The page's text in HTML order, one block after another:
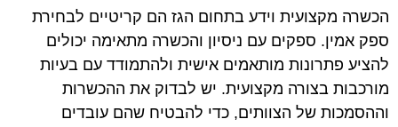
הכשרה מקצועית וידע בתחום הגז הם קריטיים לבחירת
ספק אמין. ספקים עם ניסיון והכשרה מתאימה יכולים
להציע פתרונות מותאמים אישית ולהתמודד עם בעיות
מורכבות בצורה מקצועית. יש לבדוק את ההכשרות
וההסמכות של הצוותים, כדי להבטיח שהם עובדים